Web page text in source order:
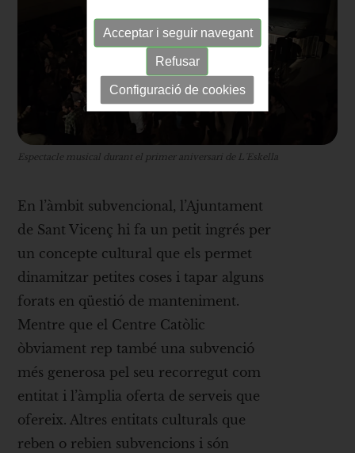
En l’àmbit subvencional, l’Ajuntament
de Sant Vicenç hi fa un petit ingrés per
un concepte cultural que els permet
dinamitzar petites coses i tapar alguns
forats en qüestió de manteniment.
Mentre que el Centre Catòlic
òbviament rep també una subvenció
més generosa pel seu recorregut com
entitat i l’àmplia oferta de serveis que
ofereix. Altres entitats culturals que
reben o rebien subvencions i són
Espectacle musical durant el primer aniversari de L´Eskella
Acceptar i seguir navegant
Refusar
Configuració de cookies